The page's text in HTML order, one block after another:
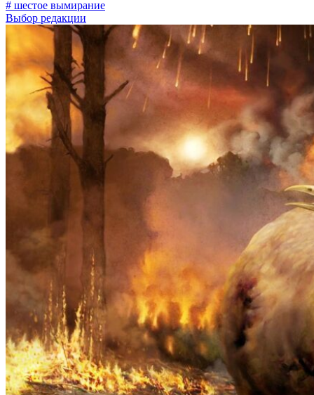
# шестое вымирание
Выбор редакции